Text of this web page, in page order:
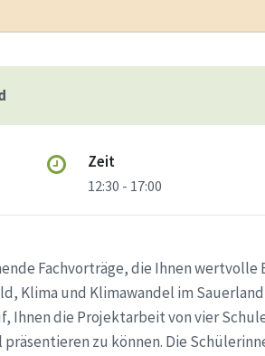
Zeit
12:30 - 17:00
Fachvorträge, die Ihnen wertvolle
Klima und Klimawandel im
Ihnen die Projektarbeit von vier
zu können. Die